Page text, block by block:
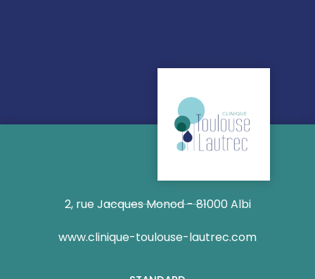
2, rue Jacques Monod - 81000 Albi
www.clinique-toulouse-lautrec.com